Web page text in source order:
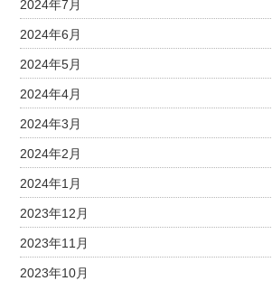
2024年7月
2024年6月
2024年5月
2024年4月
2024年3月
2024年2月
2024年1月
2023年12月
2023年11月
2023年10月